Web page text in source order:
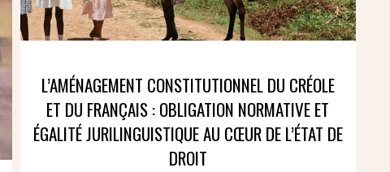
L’AMÉNAGEMENT CONSTITUTIONNEL DU CRÉOLE
ET DU FRANÇAIS : OBLIGATION NORMATIVE ET
ÉGALITÉ JURILINGUISTIQUE AU CŒUR DE L’ÉTAT DE
DROIT